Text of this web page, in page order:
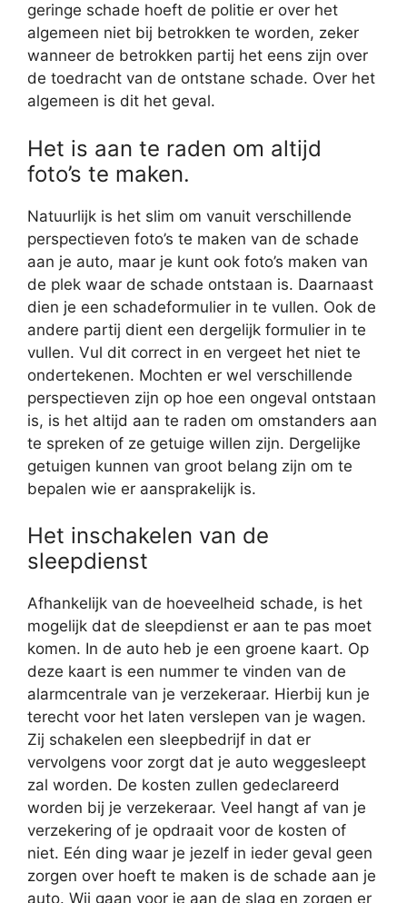
geringe schade hoeft de politie er over het
algemeen niet bij betrokken te worden, zeker
wanneer de betrokken partij het eens zijn over
de toedracht van de ontstane schade. Over het
algemeen is dit het geval.
Het is aan te raden om altijd
foto’s te maken.
Natuurlijk is het slim om vanuit verschillende
perspectieven foto’s te maken van de schade
aan je auto, maar je kunt ook foto’s maken van
de plek waar de schade ontstaan is. Daarnaast
dien je een schadeformulier in te vullen. Ook de
andere partij dient een dergelijk formulier in te
vullen. Vul dit correct in en vergeet het niet te
ondertekenen. Mochten er wel verschillende
perspectieven zijn op hoe een ongeval ontstaan
is, is het altijd aan te raden om omstanders aan
te spreken of ze getuige willen zijn. Dergelijke
getuigen kunnen van groot belang zijn om te
bepalen wie er aansprakelijk is.
Het inschakelen van de
sleepdienst
Afhankelijk van de hoeveelheid schade, is het
mogelijk dat de sleepdienst er aan te pas moet
komen. In de auto heb je een groene kaart. Op
deze kaart is een nummer te vinden van de
alarmcentrale van je verzekeraar. Hierbij kun je
terecht voor het laten verslepen van je wagen.
Zij schakelen een sleepbedrijf in dat er
vervolgens voor zorgt dat je auto weggesleept
zal worden. De kosten zullen gedeclareerd
worden bij je verzekeraar. Veel hangt af van je
verzekering of je opdraait voor de kosten of
niet. Eén ding waar je jezelf in ieder geval geen
zorgen over hoeft te maken is de schade aan je
auto. Wij gaan voor je aan de slag en zorgen er